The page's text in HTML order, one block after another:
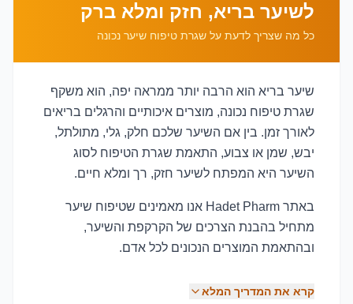
לשיער בריא, חזק ומלא ברק
כל מה שצריך לדעת על שגרת טיפוח שיער נכונה
שיער בריא הוא הרבה יותר ממראה יפה, הוא משקף
שגרת טיפוח נכונה, מוצרים איכותיים והרגלים בריאים
לאורך זמן. בין אם השיער שלכם חלק, גלי, מתולתל,
יבש, שמן או צבוע, התאמת שגרת הטיפוח לסוג
השיער היא המפתח לשיער חזק, רך ומלא חיים.
באתר Hadet Pharm אנו מאמינים שטיפוח שיער
מתחיל בהבנת הצרכים של הקרקפת והשיער,
ובהתאמת המוצרים הנכונים לכל אדם.
קרא את המדריך המלא